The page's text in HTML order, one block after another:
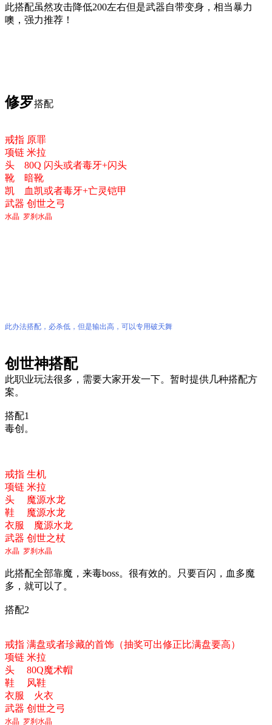
此搭配虽然攻击降低200左右但是武器自带变身，相当暴力
噢，强力推荐！
修罗搭配
戒指 原罪
项链 米拉
头 80Q 闪头或者毒牙+闪头
靴 暗靴
凯 血凯或者毒牙+亡灵铠甲
武器 创世之弓
水晶 罗刹水晶
此办法搭配，必杀低，但是输出高，可以专用破天舞
创世神搭配
此职业玩法很多，需要大家开发一下。暂时提供几种搭配方
案。
搭配1
毒创。
戒指 生机
项链 米拉
头 魔源水龙
鞋 魔源水龙
衣服 魔源水龙
武器 创世之杖
水晶 罗刹水晶
此搭配全部靠魔，来毒boss。很有效的。只要百闪，血多魔
多，就可以了。
搭配2
戒指 满盘或者珍藏的首饰（抽奖可出修正比满盘要高）
项链 米拉
头 80Q魔术帽
鞋
风鞋
衣服 火衣
武器 创世之弓
水晶 罗刹水晶